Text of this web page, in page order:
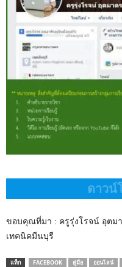
ดาวน์
ขอบคุณที่มา : ครูรุ่งโรจน์ อุตม
เทคนิคมีนบุรี
แท็ก FACEBOOK คู่มือ ออนไลน์